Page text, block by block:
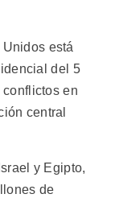
está
del 5
en
central
y Egipto,
de